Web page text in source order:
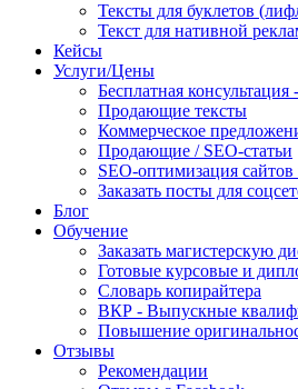
Тексты для буклетов
Текст для нативной
Кейсы
Услуги/Цены
Бесплатная
Продающие тексты
Коммерческое
Продающие / SEO-статьи
SEO-оптимизация
Заказать посты для
Блог
Обучение
Заказать магистерскую
Готовые курсовые и
Словарь копирайтера
ВКР - Выпускные
Повышение
Отзывы
Рекомендации